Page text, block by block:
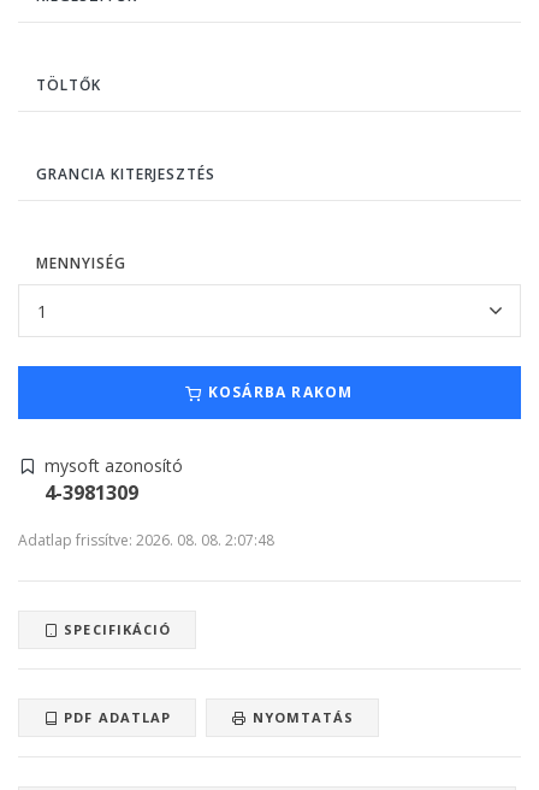
TÖLTŐK
GRANCIA KITERJESZTÉS
MENNYISÉG
KOSÁRBA RAKOM
mysoft azonosító
4-3981309
Adatlap frissítve: 2026. 08. 08. 2:07:48
SPECIFIKÁCIÓ
PDF ADATLAP NYOMTATÁS